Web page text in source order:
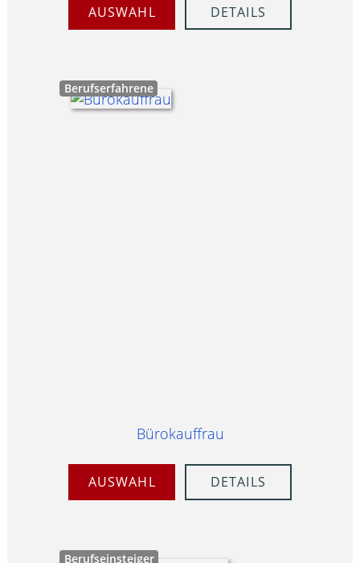
AUSWAHL DETAILS
Berufserfahrene
Bürokauffrau
AUSWAHL DETAILS
Berufseinsteiger